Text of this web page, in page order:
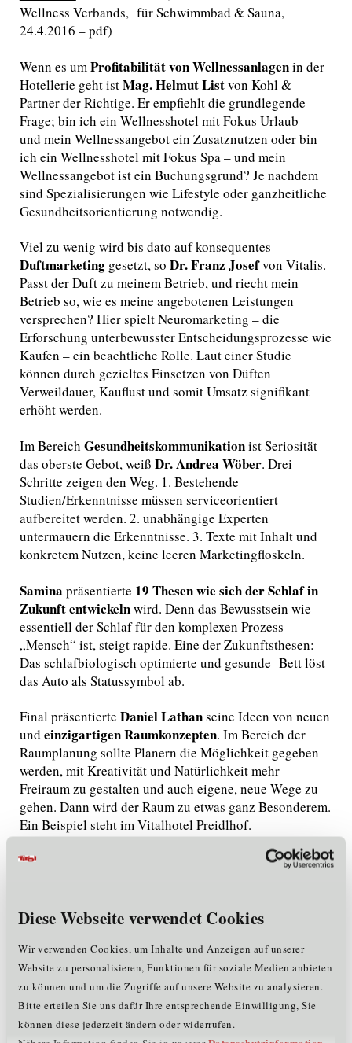
Diese Webseite verwendet Cookies
Wir verwenden Cookies, um Inhalte und Anzeigen auf unserer
Website zu personalisieren, Funktionen für soziale Medien anbieten
zu können und um die Zugriffe auf unsere Website zu analysieren.
Bitte erteilen Sie uns dafür Ihre entsprechende Einwilligung, Sie
können diese jederzeit ändern oder widerrufen.
Wellness Verbands, für Schwimmbad & Sauna,
24.4.2016 – pdf)
Wenn es umProfitabilität von Wellnessanlagenin der
Hotellerie geht istMag. Helmut Listvon Kohl &
Partner der Richtige. Er empfiehlt die grundlegende
Frage; bin ich ein Wellnesshotel mit Fokus Urlaub –
und mein Wellnessangebot ein Zusatznutzen oder bin
ich ein Wellnesshotel mit Fokus Spa – und mein
Wellnessangebot ist ein Buchungsgrund? Je nachdem
sind Spezialisierungen wie Lifestyle oder ganzheitliche
Gesundheitsorientierung notwendig.
Viel zu wenig wird bis dato auf konsequentes
Duftmarketinggesetzt, so Dr. Franz Josefvon Vitalis.
Passt der Duft zu meinem Betrieb, und riecht mein
Betrieb so, wie es meine angebotenen Leistungen
versprechen? Hier spielt Neuromarketing – die
Erforschung unterbewusster Entscheidungsprozesse wie
Kaufen – ein beachtliche Rolle. Laut einer Studie
können durch gezieltes Einsetzen von Düften
Verweildauer, Kauflust und somit Umsatz signifikant
erhöht werden.
Im Bereich Gesundheitskommunikationist Seriosität
das oberste Gebot, weiß Dr. Andrea Wöber. Drei
Schritte zeigen den Weg. 1. Bestehende
Studien/Erkenntnisse müssen serviceorientiert
aufbereitet werden. 2. unabhängige Experten
untermauern die Erkenntnisse. 3. Texte mit Inhalt und
konkretem Nutzen, keine leeren Marketingfloskeln.
Samina präsentierte 19 Thesen wie sich der Schlaf in
Zukunft entwickelnwird. Denn das Bewusstsein wie
essentiell der Schlaf für den komplexen Prozess
„Mensch“ ist, steigt rapide. Eine der Zukunftsthesen:
Das schlafbiologisch optimierte und gesunde Bett löst
das Auto als Statussymbol ab.
Final präsentierte Daniel Lathanseine Ideen von neuen
und einzigartigen Raumkonzepten. Im Bereich der
Raumplanung sollte Planern die Möglichkeit gegeben
werden, mit Kreativität und Natürlichkeit mehr
Freiraum zu gestalten und auch eigene, neue Wege zu
gehen. Dann wird der Raum zu etwas ganz Besonderem.
Ein Beispiel steht im Vitalhotel Preidlhof.
Zum ersten Mal boten wir parallel zu den Vorträgen am
eigener Ideen an. Eine darf ich hier erwähnen. Es geht
um das professionelle „Sauna Aufgießen“. Herr
Werlberger ist zertifizierter Saunameister und ein
Experte wenn es um die richtige Anwendung geht.
Leider verhalten sich noch viel zu viele Menschen in